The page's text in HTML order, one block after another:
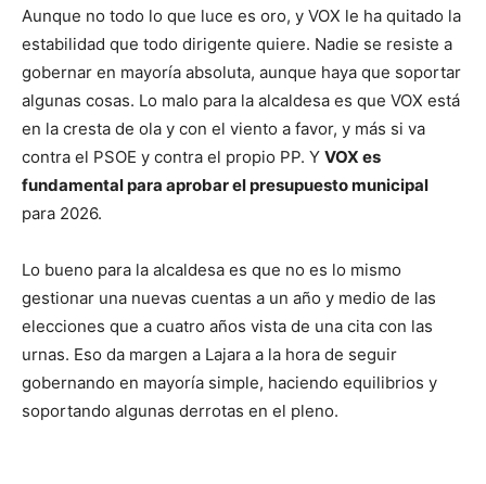
Aunque no todo lo que luce es oro, y VOX le ha quitado la
estabilidad que todo dirigente quiere. Nadie se resiste a
gobernar en mayoría absoluta, aunque haya que soportar
algunas cosas. Lo malo para la alcaldesa es que VOX está
en la cresta de ola y con el viento a favor, y más si va
contra el PSOE y contra el propio PP. Y VOX es
fundamental para aprobar el presupuesto municipal
para 2026.
Lo bueno para la alcaldesa es que no es lo mismo
gestionar una nuevas cuentas a un año y medio de las
elecciones que a cuatro años vista de una cita con las
urnas. Eso da margen a Lajara a la hora de seguir
gobernando en mayoría simple, haciendo equilibrios y
soportando algunas derrotas en el pleno.